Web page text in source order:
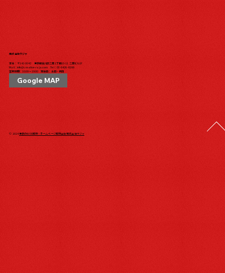
株式会社ラジャ
本社：〒142-0043 東京都品川区二葉1丁目10-11 二葉ビル1F
Mail： info@creative-raja.com Tel： 03-6426-6166
営業時間：10:00〜19:00 定休日：土日・祝日
Google MAP
© 2024東京のWEB制作・ホームページ制作会社 株式会社ラジャ